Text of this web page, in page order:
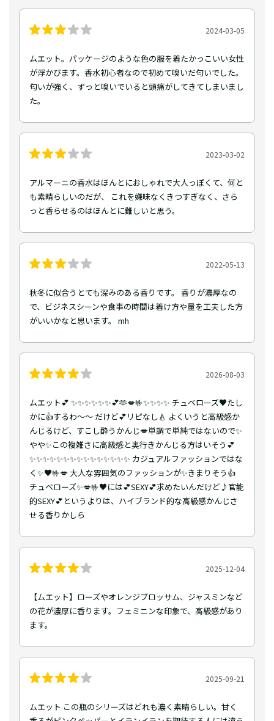
2024-03-05
ムエット。パッケージのような色の服を着たかっこいい女性
が浮かびます。香水初心者なので初めて嗅いだ匂いでした。
匂いが強く、ずっと嗅いでいると頭痛がしてきてしまいまし
た。
2023-03-02
アルマーニの香水はほんとにおしゃれで大人っぽくて、何と
も素晴らしいのだが、 これを嫌味なくきつすぎなく、さら
っと香らせるのはほんとに難しいと思う。
2022-05-13
秋冬に似合うとても深みのある香りです。 香りが濃厚なの
で、ビジネスシーンや食事の時間は着け方や量を工夫した方
がいいかなと思います。 mh
2026-08-03
ムエット💕 ✨✨✨✨✨✨💕🫶💋🤟✨✨✨✨ チュベローズ♥️たし
かに👍するわ～〜 だけど💕リピなし🍐 よくいうと高級感か
んじるけど、すこし酔うかんじ💋単調で単純ではないので✨
やや✨この複雑さに高級感と奥行きかんじる方はいそう💕
✨✨✨✨✨✨✨✨✨✨✨✨✨✨✨ カジュアルファッションではな
く✨♥️🤟💋 大人な雰囲気のファッションが✨きまりそう👍
チュベローズ✨💋🤟♥️には💕SEXY💕求めたいんだけど♪官能
的SEXY💕というよりは、ハイブランド的な高級感かんじさ
せる香りかしら
2025-12-04
【ムエット】ローズやオレンジブロッサム、ジャスミンなど
の花が濃厚に香ります。フェミニンな印象で、高級感があり
ます。
2025-09-21
ムエット この瓶のシリーズはどれも濃く素晴らしい。甘く